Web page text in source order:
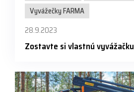
Vyvážečky FARMA
28.9.2023
Zostavte si vlastnú vyvážačku